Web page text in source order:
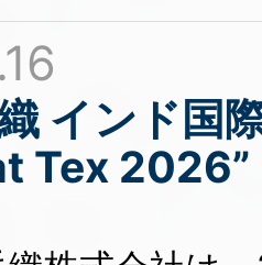
インド国
Tex